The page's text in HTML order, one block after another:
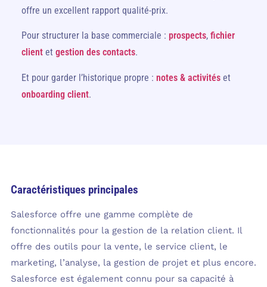
offre un excellent rapport qualité-prix.
Pour structurer la base commerciale : prospects, fichier
client et gestion des contacts.
Et pour garder l’historique propre : notes & activités et
onboarding client.
Caractéristiques principales
Salesforce offre une gamme complète de
fonctionnalités pour la gestion de la relation client. Il
offre des outils pour la vente, le service client, le
marketing, l’analyse, la gestion de projet et plus encore.
Salesforce est également connu pour sa capacité à